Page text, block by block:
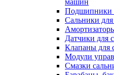
машин
Подшипники
Сальники
Датчики для
Клапаны для
Модули
Смазки